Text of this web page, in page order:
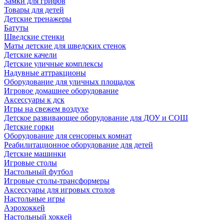
Товары для детей
Детские тренажеры
Батуты
Шведские стенки
Маты детские для шведских стенок
Детские качели
Детские уличные комплексы
Надувные аттракционы
Оборудование для уличных площадок
Игровое домашнее оборудование
Аксессуары к дск
Игры на свежем воздухе
Детское развивающее оборудование для ДОУ и СОШ
Детские горки
Оборудование для сенсорных комнат
Реабилитационное оборудование для детей
Детские машинки
Игровые столы
Настольный футбол
Игровые столы-трансформеры
Аксессуары для игровых столов
Настольные игры
Аэрохоккей
Настольный хоккей